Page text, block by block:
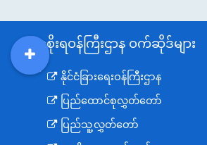
အစိုးရဝန်ကြီးဌာန ဝက်ဆိုဒ်များ
နိုင်ငံခြားရေးဝန်ကြီးဌာန
ပြည်ထောင်စုလွှတ်တော်
ပြည်သူ့လွှတ်တော်
DDM